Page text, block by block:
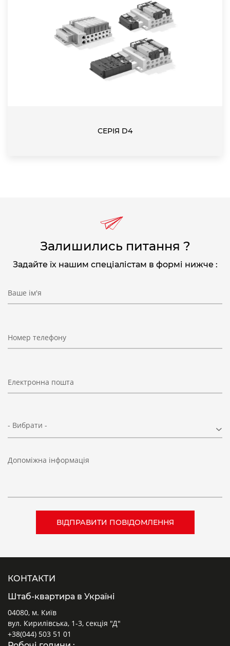
СЕРІЯ D4
Залишились питання ?
Задайте їх нашим спеціалістам в формі нижче :
Ваше ім'я
Номер телефону
Електронна пошта
- Вибрати -
Допоміжна інформація
КОНТАКТИ
Штаб-квартира в Україні
04080, м. Київ
вул. Кирилівська, 1-3, секція "Д"
+38(044) 503 51 01